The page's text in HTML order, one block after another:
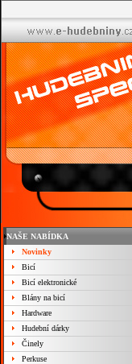
NAŠE NABÍDKA
Novinky
Bicí
Bicí elektronické
Blány na bicí
Hardware
Hudební dárky
Činely
Perkuse